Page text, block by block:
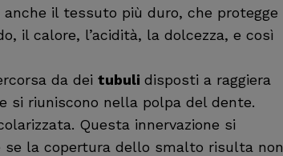
il tessuto più duro, che protegge
il calore, l’acidità, la dolcezza, e così
da dei tubuli disposti a raggiera
si riuniscono nella polpa del dente.
Questa innervazione si
la copertura dello smalto risulta non